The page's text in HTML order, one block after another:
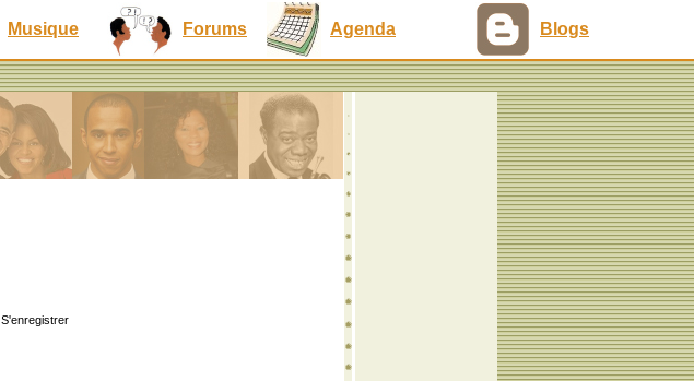
Musique Forums Agenda Blogs
S'enregistrer